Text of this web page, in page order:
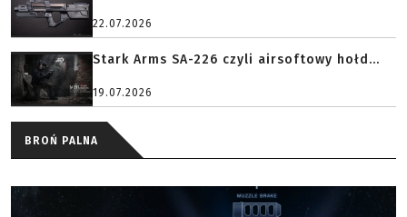
22.07.2026
Stark Arms SA-226 czyli airsoftowy hołd...
19.07.2026
BROŃ PALNA